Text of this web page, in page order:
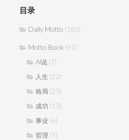
目录
Daily Motto (183)
Motto Book (91)
AI说 (7)
人生 (22)
格局 (23)
成功 (13)
事业 (6)
哲理 (9)